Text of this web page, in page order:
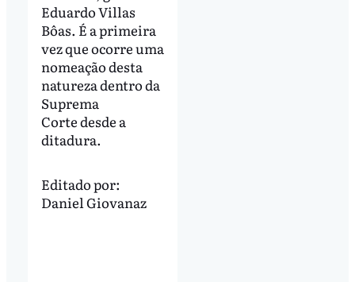
Eduardo Villas
Bôas. É a primeira
vez que ocorre uma
nomeação desta
natureza dentro da
Suprema
Corte desde a
ditadura.
Editado por:
Daniel Giovanaz